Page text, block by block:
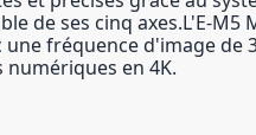
de ses cinq axes.L'E-
une fréquence d'image
en 4K.